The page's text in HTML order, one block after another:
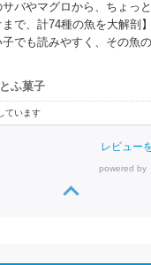
バやマグロから、ちょっ
で、計74種の魚を大解剖
でも読みやすく、その魚
ふ菓子
ています
レビュー
powered by